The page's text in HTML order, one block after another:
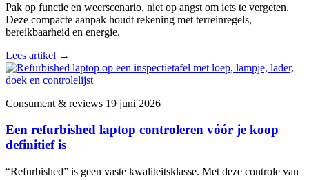
Pak op functie en weerscenario, niet op angst om iets te vergeten.
Deze compacte aanpak houdt rekening met terreinregels,
bereikbaarheid en energie.
Lees artikel →
Consument & reviews 19 juni 2026
Een refurbished laptop controleren vóór je koop
definitief is
“Refurbished” is geen vaste kwaliteitsklasse. Met deze controle van